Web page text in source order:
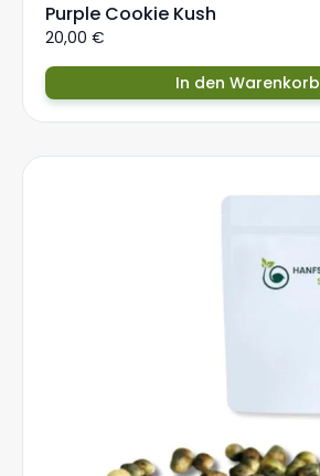
Purple Cookie Kush
20,00 €
In den Warenkorb